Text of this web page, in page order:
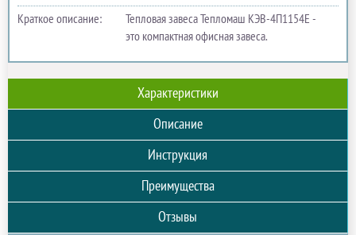
Краткое описание:
Тепловая завеса Тепломаш КЭВ-4П1154E -
это компактная офисная завеса.
Характеристики
Описание
Инструкция
Преимущества
Отзывы